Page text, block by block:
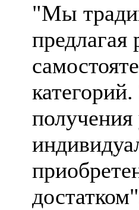
"Мы
предлагая
получения